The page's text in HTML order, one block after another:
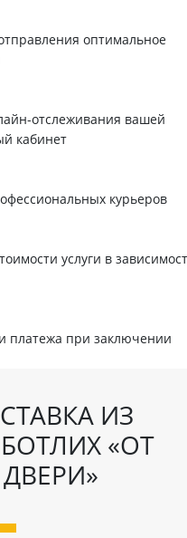
оптимальное
отслеживания вашей
кабинет
курьеров
услуги в
платежа при заключении
ИЗ
«ОТ